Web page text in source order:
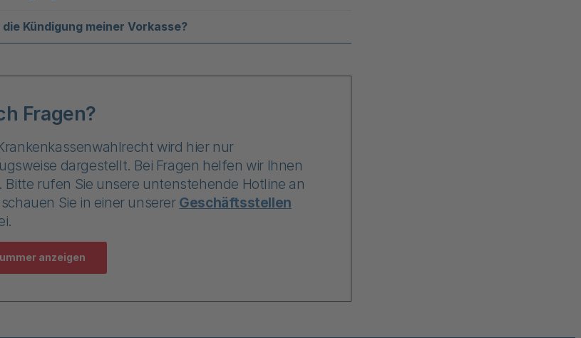
Kündigung meiner Vorkasse?
Fragen?
wird hier nur
dargestellt. Bei Fragen helfen wir Ihnen
Bitte rufen Sie unsere untenstehende Hotline an
Sie in einer unserer Geschäftsstellen
anzeigen